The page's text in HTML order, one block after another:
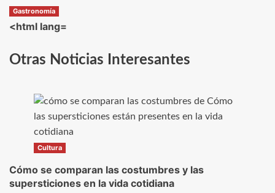
Gastronomía
<html lang=
Otras Noticias Interesantes
Cultura
Cómo se comparan las costumbres y las
supersticiones en la vida cotidiana